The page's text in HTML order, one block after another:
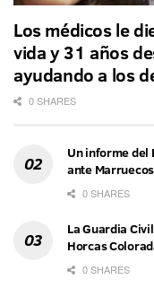
Los médicos le
vida y 31 años
ayudando a los
0 SHARES
Un informe del
ante Marruecos
0 SHARES
La Guardia
Horcas
0 SHARES